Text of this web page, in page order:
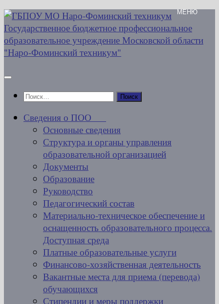
Перейти
к
содержимому
Найти:
Сведения о ПОО
Основные сведения
Структура и органы управления
образовательной организацией
Документы
Образование
Руководство
Педагогический состав
Материально-техническое обеспечение и
оснащенность образовательного процесса.
Доступная среда
Платные образовательные услуги
Финансово-хозяйственная деятельность
Вакантные места для приема (перевода)
обучающихся
Стипендии и меры поддержки